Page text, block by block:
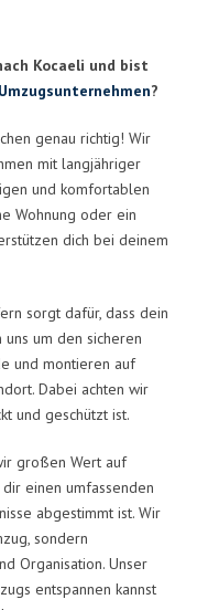
Kocaeli und bist
Umzugsunternehmen?
genau richtig! Wir
mit langjähriger
und komfortablen
Wohnung oder ein
dich bei deinem
sorgt dafür, dass dein
um den sicheren
und montieren auf
Dabei achten wir
und geschützt ist.
großen Wert auf
einen umfassenden
abgestimmt ist. Wir
sondern
Organisation. Unser
entspannen kannst